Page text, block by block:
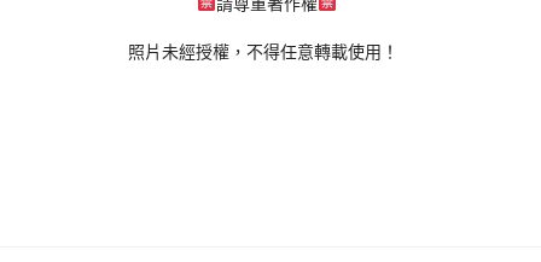
照片未經授權，不得任意轉載使用！